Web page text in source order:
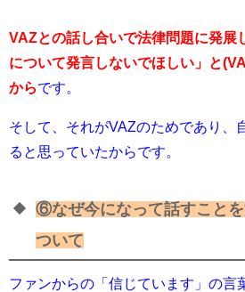
VAZとの話し合いで法律問題に発展
について発言しないでほしい 」と
からです。
そして、それがVAZのためであり、
ると思っていたからです。
⑥なぜ今になって話すこと
ついて
ファンからの「信じています」の言